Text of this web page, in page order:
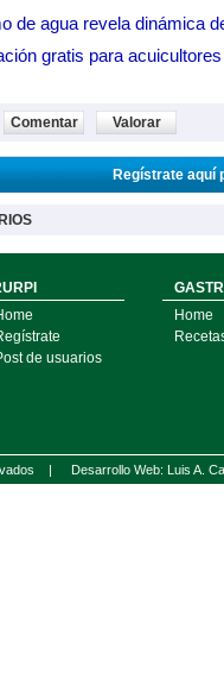
de agua revela dinámica
gratis para
Comentar Valorar
Regístrate aquí
de usuarios
Home
| Desarrollo Web: Luis